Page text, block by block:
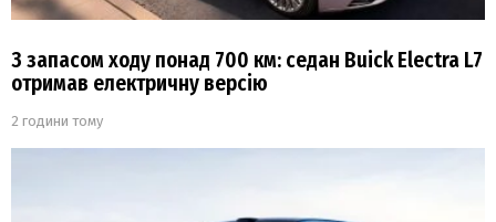
З запасом ходу понад 700 км: седан Buick Electra L7
отримав електричну версію
2 години тому